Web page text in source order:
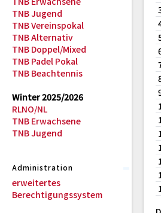
TNB Jugend
TNB Vereinspokal
TNB Alternativ
TNB Doppel/Mixed
TNB Padel Pokal
TNB Beachtennis
Winter 2025/2026
RLNO/NL
TNB Erwachsene
TNB Jugend
Administration
erweitertes
Berechtigungssystem